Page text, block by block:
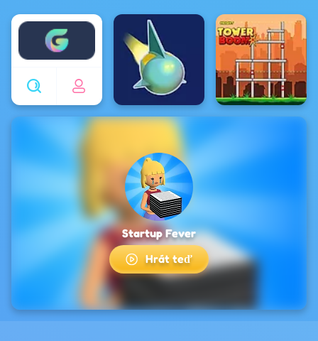
Enjoy4fun
Startup Fever
Hrát teď